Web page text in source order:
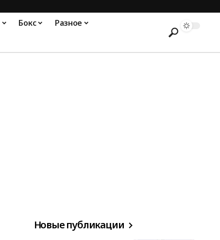
Бокс Разное
Новые публикации